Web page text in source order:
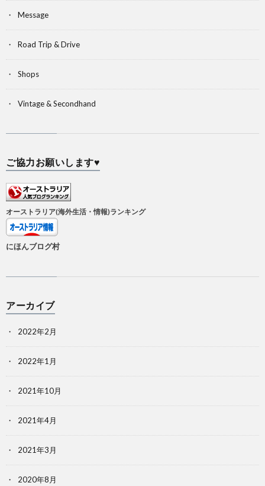
Message
Road Trip & Drive
Shops
Vintage & Secondhand
ご協力お願いします♥
オーストラリア(海外生活・情報)ランキング
にほんブログ村
アーカイブ
2022年2月
2022年1月
2021年10月
2021年4月
2021年3月
2020年8月